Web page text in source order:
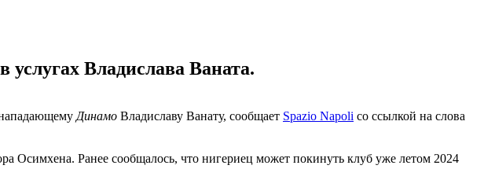
Владислава Ваната.
Динамо Владиславу Ванату, сообщает Spazio Napoli со ссылкой на слова
Осимхена. Ранее сообщалось, что нигериец может покинуть клуб уже летом 2024